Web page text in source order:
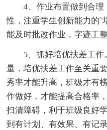
4、作业布置做到合理
性，注重学生创新能力的`
能及时批改作业，字迹工
5、抓好培优扶差工作
量，培优扶差工作至关重
秀率才能升高，班级才有
作做好，才能提高合格率
扫清障碍，利于班级良好
到有计划、有效果、有记